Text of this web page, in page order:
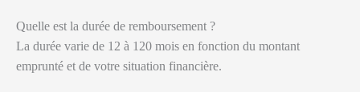
Quelle est la durée de remboursement ?
La durée varie de 12 à 120 mois en fonction du montant
emprunté et de votre situation financière.